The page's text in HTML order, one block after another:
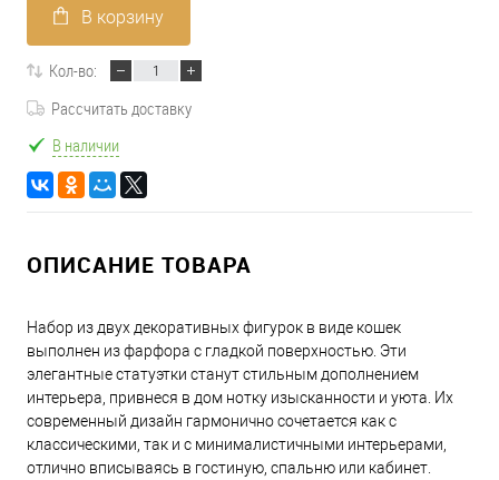
В корзину
Кол-во:
Рассчитать доставку
В наличии
ОПИСАНИЕ ТОВАРА
Набор из двух декоративных фигурок в виде кошек
выполнен из фарфора с гладкой поверхностью. Эти
элегантные статуэтки станут стильным дополнением
интерьера, привнеся в дом нотку изысканности и уюта. Их
современный дизайн гармонично сочетается как с
классическими, так и с минималистичными интерьерами,
отлично вписываясь в гостиную, спальню или кабинет.